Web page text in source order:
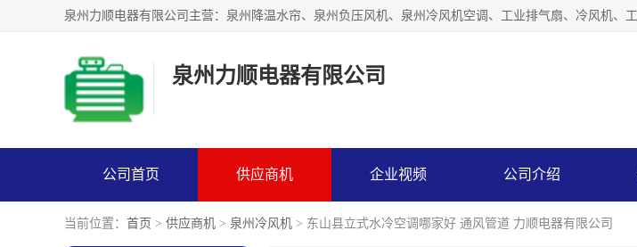
泉州力顺电器有限公司
公司首页 供应商机 企业视频 公司介绍
当前位置： 首页 > 供应商机 > 泉州冷风机 > 东山县立式水冷空调哪家好 通风管道 力顺电器有限公司